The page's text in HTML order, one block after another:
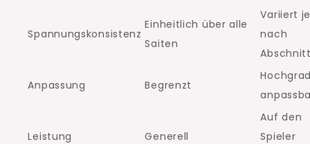
Spannungskonsistenz
Einheitlich über alle
Saiten
Variiert
nach
Anpassung Begrenzt
Leistung Generell
Auf den
Spieler